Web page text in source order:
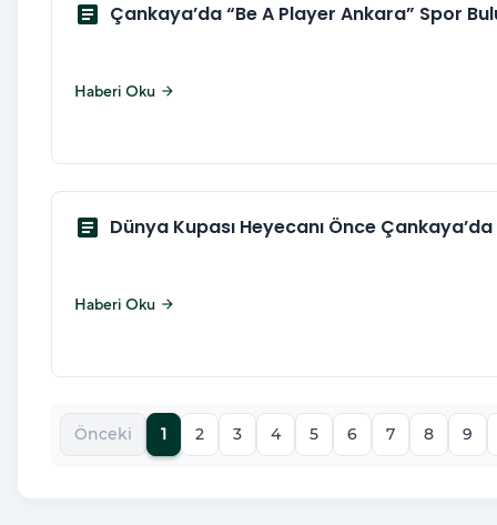
article Çankaya’da “Be A Player Ankara” Spor
Haberi Oku arrow_forward
article Dünya Kupası Heyecanı Önce Çankaya’da
Haberi Oku arrow_forward
Önceki 1 2 3 4 5 6 7 8 9